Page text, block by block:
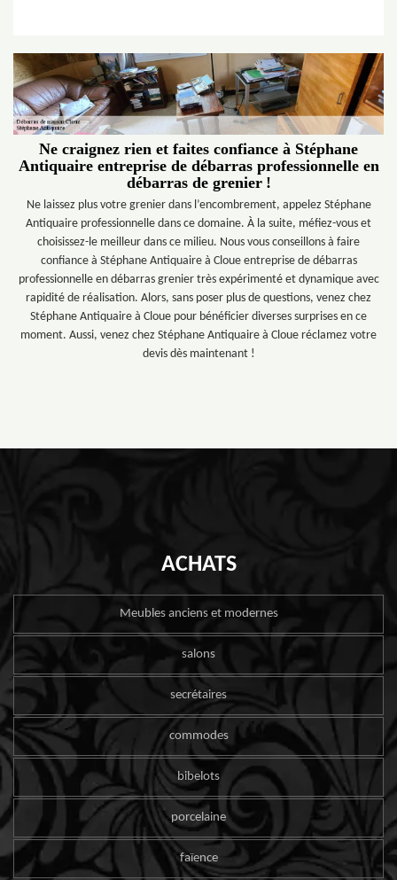
Ne craignez rien et faites confiance à Stéphane
Antiquaire entreprise de débarras professionnelle en
débarras de grenier !
Ne laissez plus votre grenier dans l’encombrement, appelez Stéphane
Antiquaire professionnelle dans ce domaine. À la suite, méfiez-vous et
choisissez-le meilleur dans ce milieu. Nous vous conseillons à faire
confiance à Stéphane Antiquaire à Cloue entreprise de débarras
professionnelle en débarras grenier très expérimenté et dynamique avec
rapidité de réalisation. Alors, sans poser plus de questions, venez chez
Stéphane Antiquaire à Cloue pour bénéficier diverses surprises en ce
moment. Aussi, venez chez Stéphane Antiquaire à Cloue réclamez votre
devis dès maintenant !
ACHATS
Meubles anciens et modernes
salons
secrétaires
commodes
bibelots
porcelaine
faïence